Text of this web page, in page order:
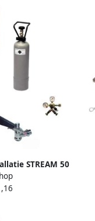
STREAM 50
koeler tot 55
G-fusten